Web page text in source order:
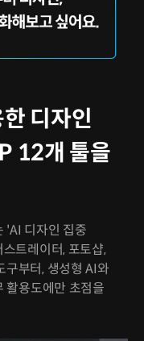
디자인
12개 툴을
'AI 디자인 집중
트레이터, 포토샵,
구부터, 생성형 AI와
활용도에만 초점을